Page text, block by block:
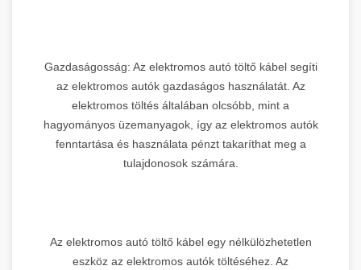
Gazdaságosság: Az elektromos autó töltő kábel segíti
az elektromos autók gazdaságos használatát. Az
elektromos töltés általában olcsóbb, mint a
hagyományos üzemanyagok, így az elektromos autók
fenntartása és használata pénzt takaríthat meg a
tulajdonosok számára.
Az elektromos autó töltő kábel egy nélkülözhetetlen
eszköz az elektromos autók töltéséhez. Az